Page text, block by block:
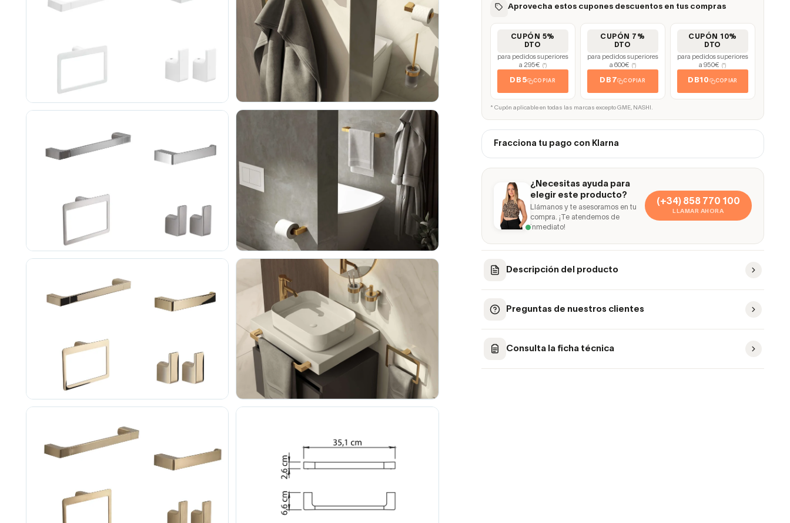
Aprovecha estos cupones descuentos en tus compras
CUPÓN 5%
DTO
para pedidos superiores
a 295€
(*)
DB5 COPIAR
CUPÓN 7%
DTO
para pedidos superiores
a 600€
(*)
DB7 COPIAR
CUPÓN 10%
DTO
para pedidos superiores
a 950€
(*)
DB10 COPIAR
* Cupón aplicable en todas las marcas excepto GME, NASHI.
Fracciona tu pago con Klarna
¿Necesitas ayuda para
elegir este producto?
Llámanos y te asesoramos en tu
compra. ¡Te atendemos de
inmediato!
(+34) 858 770 100
LLAMAR AHORA
Descripción del producto
Preguntas de nuestros clientes
Consulta la ficha técnica